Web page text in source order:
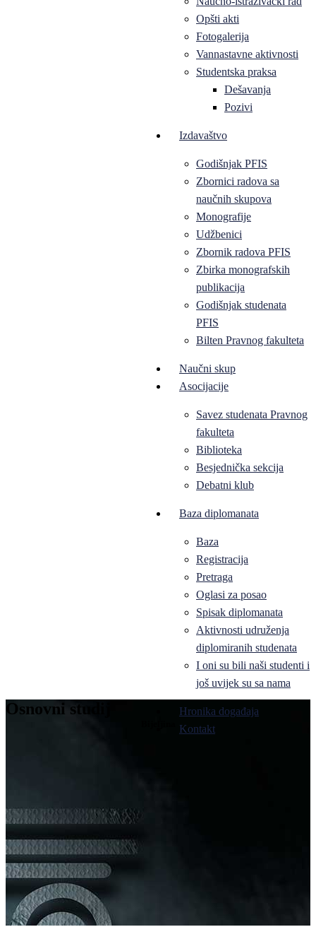
Opšti akti
Fotogalerija
Vannastavne aktivnosti
Studentska praksa
Dešavanja
Pozivi
Izdavaštvo
Godišnjak PFIS
Zbornici radova sa
naučnih skupova
Monografije
Udžbenici
Zbornik radova PFIS
Zbirka monografskih
publikacija
Godišnjak studenata
PFIS
Bilten Pravnog fakulteta
Naučni skup
Asocijacije
Savez studenata Pravnog
fakulteta
Biblioteka
Besjednička sekcija
Debatni klub
Baza diplomanata
Baza
Registracija
Pretraga
Oglasi za posao
Spisak diplomanata
Aktivnosti udruženja
diplomiranih studenata
I oni su bili naši studenti i
još uvijek su sa nama
Hronika događaja
Kontakt
Osnovni studij